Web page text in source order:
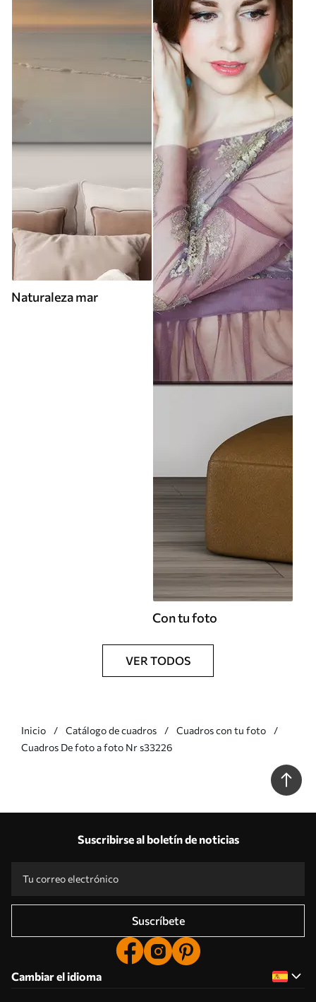
Naturaleza mar
Con tu foto
VER TODOS
Inicio Catálogo de cuadros
Cuadros con tu foto
Cuadros De foto a foto Nr s33226
Suscribirse al boletín de noticias
Suscríbete
Cambiar el idioma